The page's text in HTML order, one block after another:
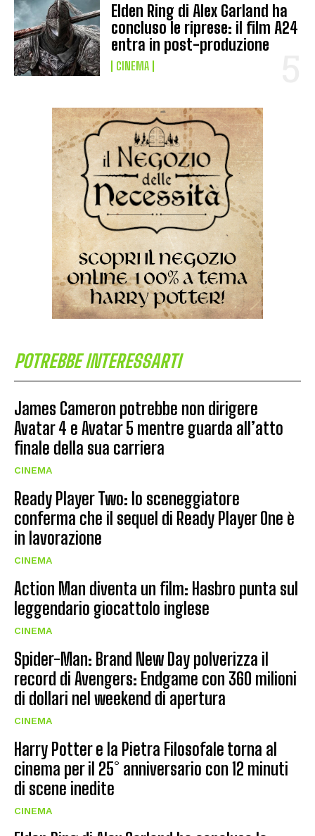
Elden Ring di Alex Garland ha
concluso le riprese: il film A24
entra in post-produzione
CINEMA
POTREBBE INTERESSARTI
James Cameron potrebbe non dirigere
Avatar 4 e Avatar 5 mentre guarda all’atto
finale della sua carriera
CINEMA
Ready Player Two: lo sceneggiatore
conferma che il sequel di Ready Player One è
in lavorazione
CINEMA
Action Man diventa un film: Hasbro punta sul
leggendario giocattolo inglese
CINEMA
Spider-Man: Brand New Day polverizza il
record di Avengers: Endgame con 360 milioni
di dollari nel weekend di apertura
CINEMA
Harry Potter e la Pietra Filosofale torna al
cinema per il 25° anniversario con 12 minuti
di scene inedite
CINEMA